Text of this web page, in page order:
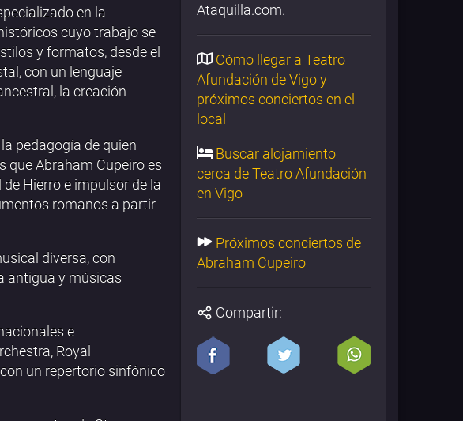
Ataquilla.com.
Cómo llegar a Teatro
Afundación de Vigo y
próximos conciertos en el
local
Buscar alojamiento
cerca de Teatro Afundación
en Vigo
Próximos conciertos de
Abraham Cupeiro
Compartir:
en la
cuyo trabajo se
y formatos, desde el
con un lenguaje
la creación
pedagogía de quien
que Abraham Cupeiro es
Hierro e impulsor de la
romanos a partir
diversa, con
antigua y músicas
e
Royal
un repertorio sinfónico